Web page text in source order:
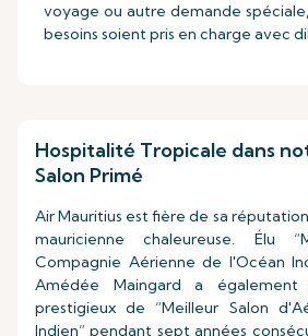
voyage ou autre demande
besoins soient pris en charge avec
Hospitalité Tropicale dans
Salon Primé
Air Mauritius est fière de sa
mauricienne chaleureuse. Élu
Compagnie Aérienne de l'Océan
Amédée Maingard a
prestigieux de “Meilleur Salon
Indien” pendant sept années